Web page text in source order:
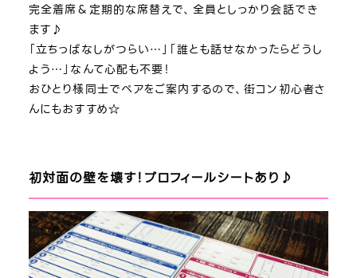
完全着席＆定期的な席替えで、全員としっかり会話でき
ます♪
「立ちっぱなしがつらい…」「誰とも話せなかったらどうし
よう…」なんて心配も不要！
おひとり様同士でペアをご案内するので、街コン初心者さ
んにもおすすめ☆
初対面の壁を壊す！プロフィールシートあり♪